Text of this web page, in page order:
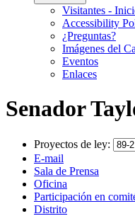
Visitantes -
Accessibility
¿Preguntas?
Imágenes del
Eventos
Enlaces
Senador
Proyectos de ley:
E-mail
Sala de Prensa
Oficina
Participación en
Distrito